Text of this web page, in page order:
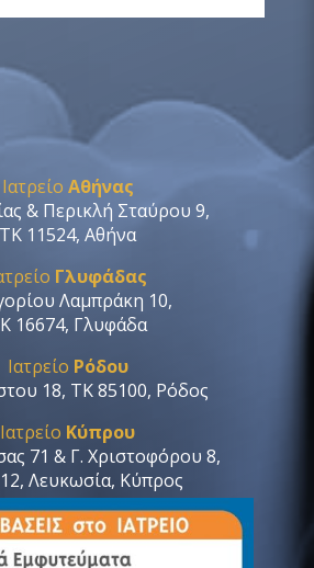
Ιατρείο Αθήνας
& Περικλή Σταύρου 9,
ΤΚ 11524, Αθήνα
Γλυφάδας
Λαμπράκη 10,
16674, Γλυφάδα
Ιατρείο Ρόδου
18, ΤΚ 85100, Ρόδος
Ιατρείο Κύπρου
71 & Γ. Χριστοφόρου 8,
Λευκωσία, Κύπρος